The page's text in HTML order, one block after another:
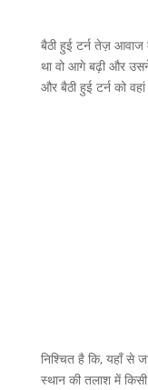
बैठी हुई टर्न तेज़
था वो आगे बढ़ी और
और बैठी हुई टर्न को
निश्चित है कि, यहाँ से
स्थान की तलाश में